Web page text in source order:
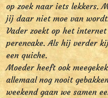
op zoek naar iets lekkers.
jij daar niet moe van
Vader zoekt op het
perencake. Als hij verder
een quiche.
Moeder heeft ook
allemaal nog nooit
weekend gaan we samen